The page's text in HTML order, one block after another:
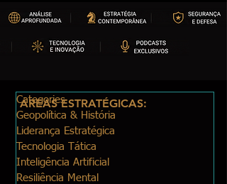
Categories
Geopolítica & História
Liderança Estratégica
Tecnologia Tática
Inteligência Artificial
Resiliência Mental
ÁREAS ESTRATÉGICAS: